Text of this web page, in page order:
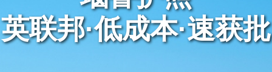
英联邦·低成本·速获批